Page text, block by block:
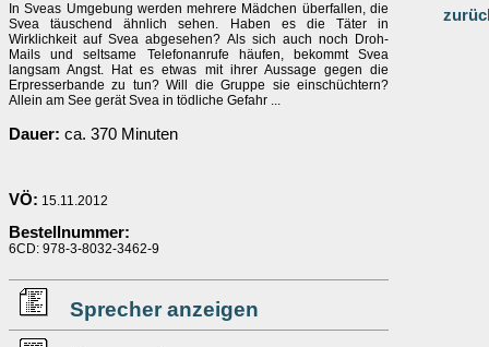
In Sveas Umgebung werden mehrere Mädchen überfallen, die
Svea täuschend ähnlich sehen. Haben es die Täter in
Wirklichkeit auf Svea abgesehen? Als sich auch noch Droh-
Mails und seltsame Telefonanrufe häufen, bekommt Svea
langsam Angst. Hat es etwas mit ihrer Aussage gegen die
Erpresserbande zu tun? Will die Gruppe sie einschüchtern?
Allein am See gerät Svea in tödliche Gefahr ...
Dauer: ca. 370 Minuten
VÖ: 15.11.2012
Bestellnummer:
6CD: 978-3-8032-3462-9
Sprecher anzeigen